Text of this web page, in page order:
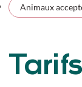
Animaux